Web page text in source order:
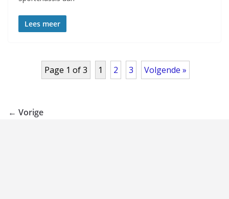
Lees meer
Page 1 of 3 1 2 3 Volgende »
← Vorige